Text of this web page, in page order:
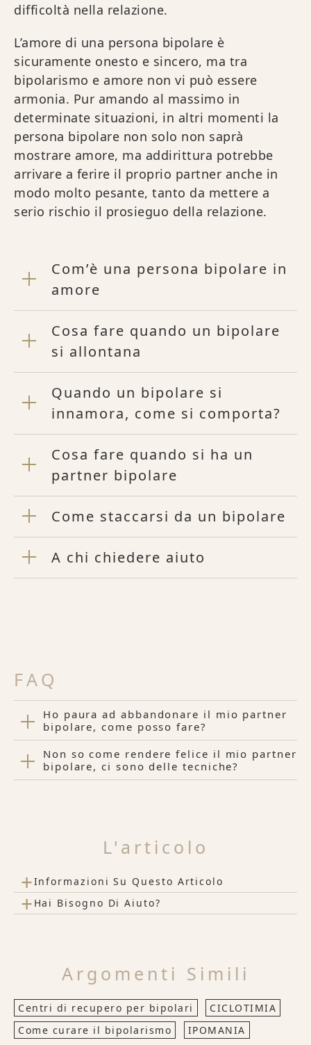
difficoltà nella relazione.
L’amore di una persona bipolare è
sicuramente onesto e sincero, ma tra
bipolarismo e amore non vi può essere
armonia. Pur amando al massimo in
determinate situazioni, in altri momenti la
persona bipolare non solo non saprà
mostrare amore, ma addirittura potrebbe
arrivare a ferire il proprio partner anche in
modo molto pesante, tanto da mettere a
serio rischio il prosieguo della relazione.
Com’è una persona bipolare in
amore
Cosa fare quando un bipolare
si allontana
Quando un bipolare si
innamora, come si comporta?
Cosa fare quando si ha un
partner bipolare
Come staccarsi da un bipolare
A chi chiedere aiuto
FAQ
Ho paura ad abbandonare il mio partner
bipolare, come posso fare?
Non so come rendere felice il mio partner
bipolare, ci sono delle tecniche?
L'articolo
+Informazioni Su Questo Articolo
+ Hai Bisogno Di Aiuto?
Argomenti Simili
Centri di recupero per bipolari
CICLOTIMIA
Come curare il bipolarismo
IPOMANIA